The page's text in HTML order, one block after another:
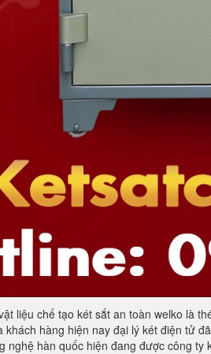
liệu chế tạo két sắt an toàn welko là
hàng hiện nay đại lý két điện tử
nghệ hàn quốc hiện đang được công